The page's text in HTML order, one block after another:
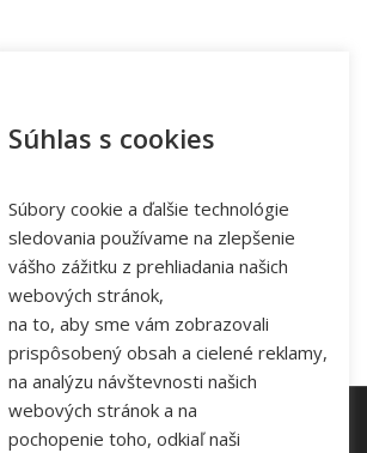
Súhlas s cookies
Súbory cookie a ďalšie technológie
sledovania používame na zlepšenie
vášho zážitku z prehliadania našich
webových stránok,
na to, aby sme vám zobrazovali
prispôsobený obsah a cielené reklamy,
na analýzu návštevnosti našich
webových stránok a na
pochopenie toho, odkiaľ naši